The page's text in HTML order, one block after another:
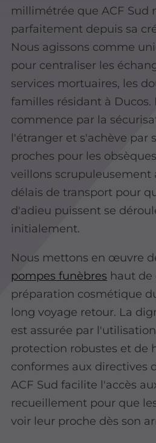
millimétrée que ACF Sud
parfaitement depuis sa
Nous agissons comme
pour centraliser les
services mortuaires, les
familles résidant à Ducos.
commence par la
l'étranger et s'achève par
proches pour les
veillons scrupuleusement
délais de transport pour
d'adieu puissent se
initialement.
Nous mettons en œuvre
pompes funèbres haut
préparation cosmétique
long voyage retour. La
est assurée par
protection robustes et de
conformes aux directives
ACF Sud facilite l'accès
recueillement pour que
voir leur proche dès son